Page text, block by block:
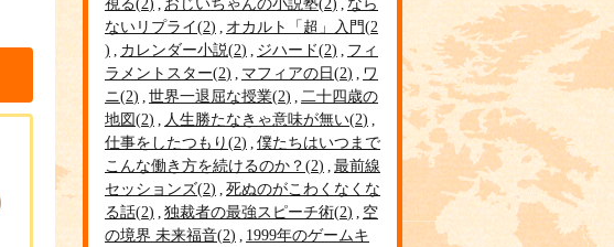
ないリプライ 2 オカルト「超」入門 2
カレンダー小説 2 ジハード 2
フィ
ラメントスター 2 マフィアの日 2
ワ
ニ 2 世界一退屈な授業 2
二十四歳の
地図 2 人生勝たなきゃ意味が無い 2
仕事をしたつもり 2
僕たちはいつまで
こんな働き方を続けるのか？ 2
最前線
セッションズ 2
死ぬのがこわくなくな
る話 2 独裁者の最強スピーチ術 2
空
の境界 未来福音 2
1999年のゲームキ